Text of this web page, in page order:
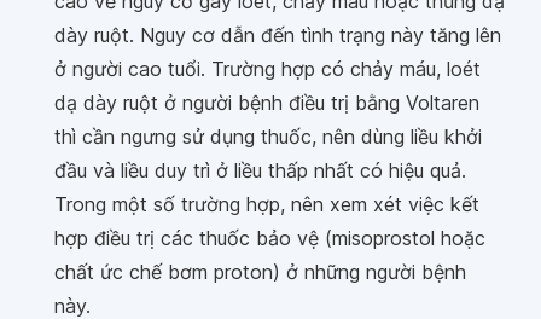
dày ruột. Nguy cơ dẫn đến tình trạng này tăng lên
ở người cao tuổi. Trường hợp có chảy máu, loét
dạ dày ruột ở người bệnh điều trị bằng Voltaren
thì cần ngưng sử dụng thuốc, nên dùng liều khởi
đầu và liều duy trì ở liều thấp nhất có hiệu quả.
Trong một số trường hợp, nên xem xét việc kết
hợp điều trị các thuốc bảo vệ (misoprostol hoặc
chất ức chế bơm proton) ở những người bệnh
này.